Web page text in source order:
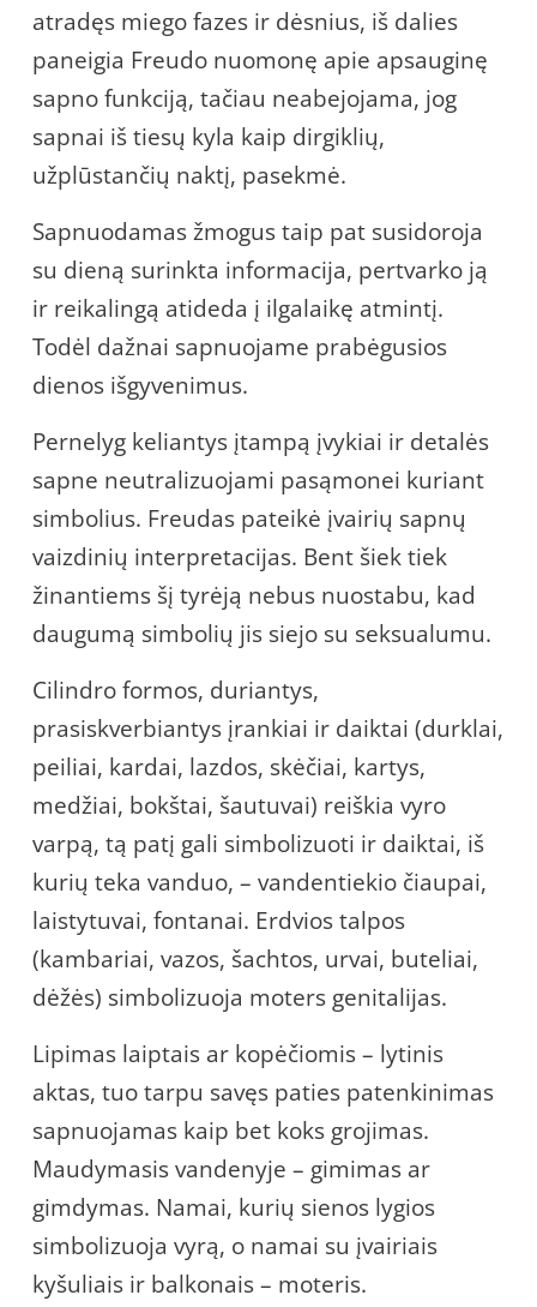
atradęs miego fazes ir dėsnius, iš dalies
paneigia Freudo nuomonę apie apsauginę
sapno funkciją, tačiau neabejojama, jog
sapnai iš tiesų kyla kaip dirgiklių,
užplūstančių naktį, pasekmė.
Sapnuodamas žmogus taip pat susidoroja
su dieną surinkta informacija, pertvarko ją
ir reikalingą atideda į ilgalaikę atmintį.
Todėl dažnai sapnuojame prabėgusios
dienos išgyvenimus.
Pernelyg keliantys įtampą įvykiai ir detalės
sapne neutralizuojami pasąmonei kuriant
simbolius. Freudas pateikė įvairių sapnų
vaizdinių interpretacijas. Bent šiek tiek
žinantiems šį tyrėją nebus nuostabu, kad
daugumą simbolių jis siejo su seksualumu.
Cilindro formos, duriantys,
prasiskverbiantys įrankiai ir daiktai (durklai,
peiliai, kardai, lazdos, skėčiai, kartys,
medžiai, bokštai, šautuvai) reiškia vyro
varpą, tą patį gali simbolizuoti ir daiktai, iš
kurių teka vanduo, – vandentiekio čiaupai,
laistytuvai, fontanai. Erdvios talpos
(kambariai, vazos, šachtos, urvai, buteliai,
dėžės) simbolizuoja moters genitalijas.
Lipimas laiptais ar kopėčiomis – lytinis
aktas, tuo tarpu savęs paties patenkinimas
sapnuojamas kaip bet koks grojimas.
Maudymasis vandenyje – gimimas ar
gimdymas. Namai, kurių sienos lygios
simbolizuoja vyrą, o namai su įvairiais
kyšuliais ir balkonais – moteris.